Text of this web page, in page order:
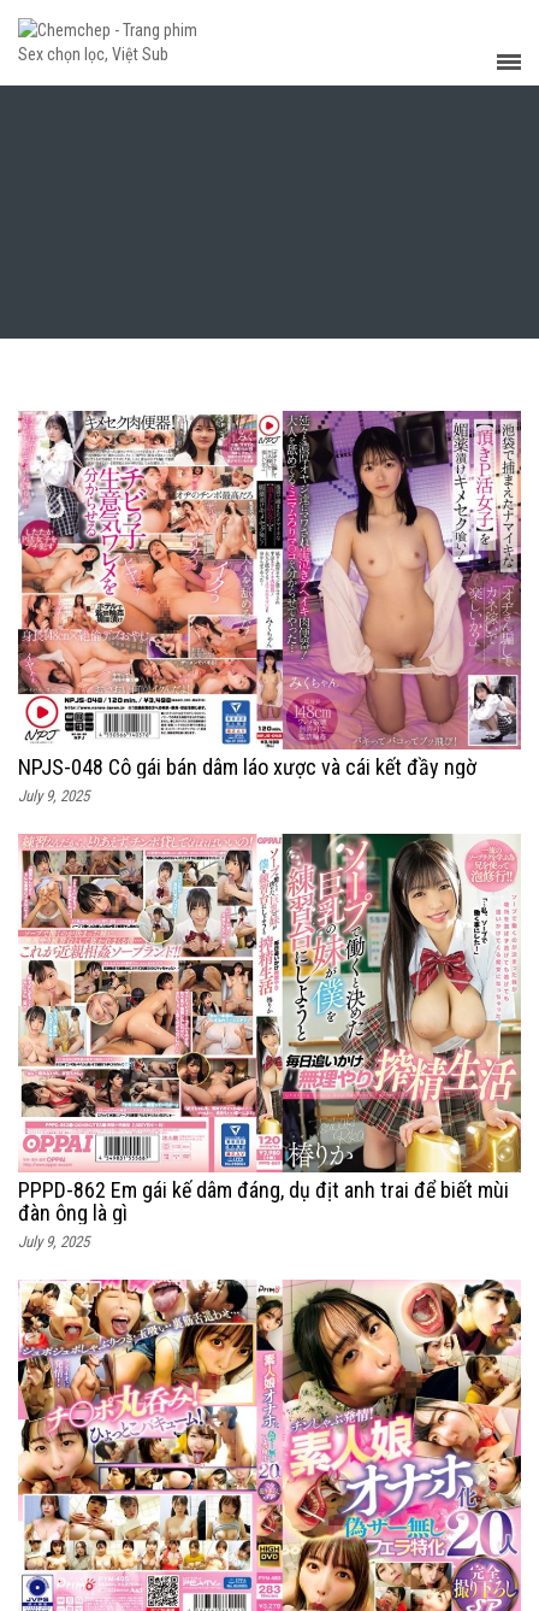
NPJS-048 Cô gái bán dâm láo xược và cái kết đầy ngờ
July 9, 2025
PPPD-862 Em gái kế dâm đáng, dụ địt anh trai để biết mùi
đàn ông là gì
July 9, 2025